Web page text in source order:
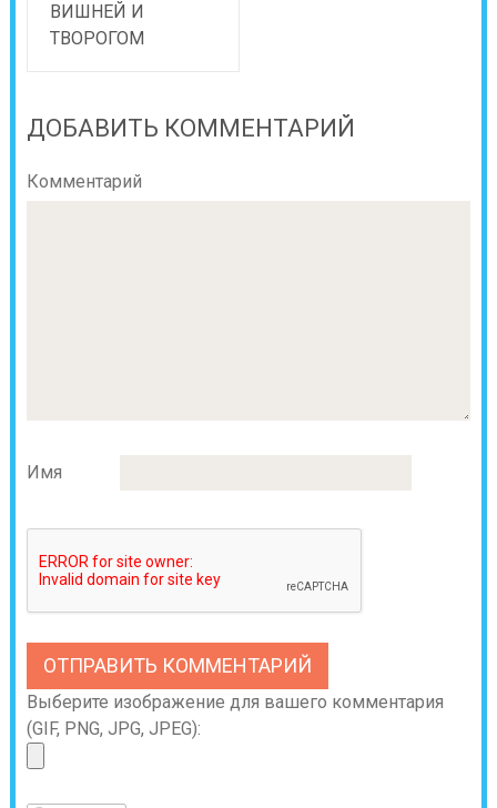
ВИШНЕЙ И
ТВОРОГОМ
ДОБАВИТЬ КОММЕНТАРИЙ
Комментарий
Имя
Выберите изображение для вашего комментария
(GIF, PNG, JPG, JPEG):